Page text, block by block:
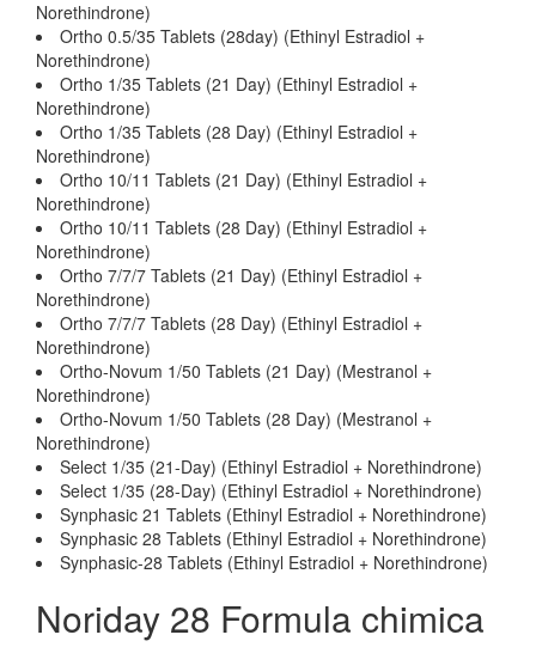
Norethindrone)
Ortho 0.5/35 Tablets (28day) (Ethinyl Estradiol +
Norethindrone)
Ortho 1/35 Tablets (21 Day) (Ethinyl Estradiol +
Norethindrone)
Ortho 1/35 Tablets (28 Day) (Ethinyl Estradiol +
Norethindrone)
Ortho 10/11 Tablets (21 Day) (Ethinyl Estradiol +
Norethindrone)
Ortho 10/11 Tablets (28 Day) (Ethinyl Estradiol +
Norethindrone)
Ortho 7/7/7 Tablets (21 Day) (Ethinyl Estradiol +
Norethindrone)
Ortho 7/7/7 Tablets (28 Day) (Ethinyl Estradiol +
Norethindrone)
Ortho-Novum 1/50 Tablets (21 Day) (Mestranol +
Norethindrone)
Ortho-Novum 1/50 Tablets (28 Day) (Mestranol +
Norethindrone)
Select 1/35 (21-Day) (Ethinyl Estradiol + Norethindrone)
Select 1/35 (28-Day) (Ethinyl Estradiol + Norethindrone)
Synphasic 21 Tablets (Ethinyl Estradiol + Norethindrone)
Synphasic 28 Tablets (Ethinyl Estradiol + Norethindrone)
Synphasic-28 Tablets (Ethinyl Estradiol + Norethindrone)
Noriday 28 Formula chimica